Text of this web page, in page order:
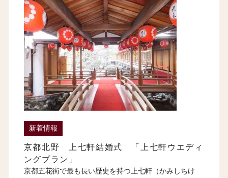
新着情報
京都北野 上七軒結婚式 「上七軒ウエディ
ングプラン」
京都五花街で最も長い歴史を持つ上七軒（かみしちけ